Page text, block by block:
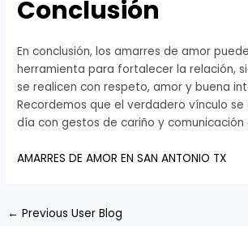
Conclusión
En conclusión, los amarres de amor
herramienta para fortalecer la relación,
se realicen con respeto, amor y buena
Recordemos que el verdadero vínculo
día con gestos de cariño y comunicación
AMARRES DE AMOR EN SAN ANTONIO TX
← Previous User Blog